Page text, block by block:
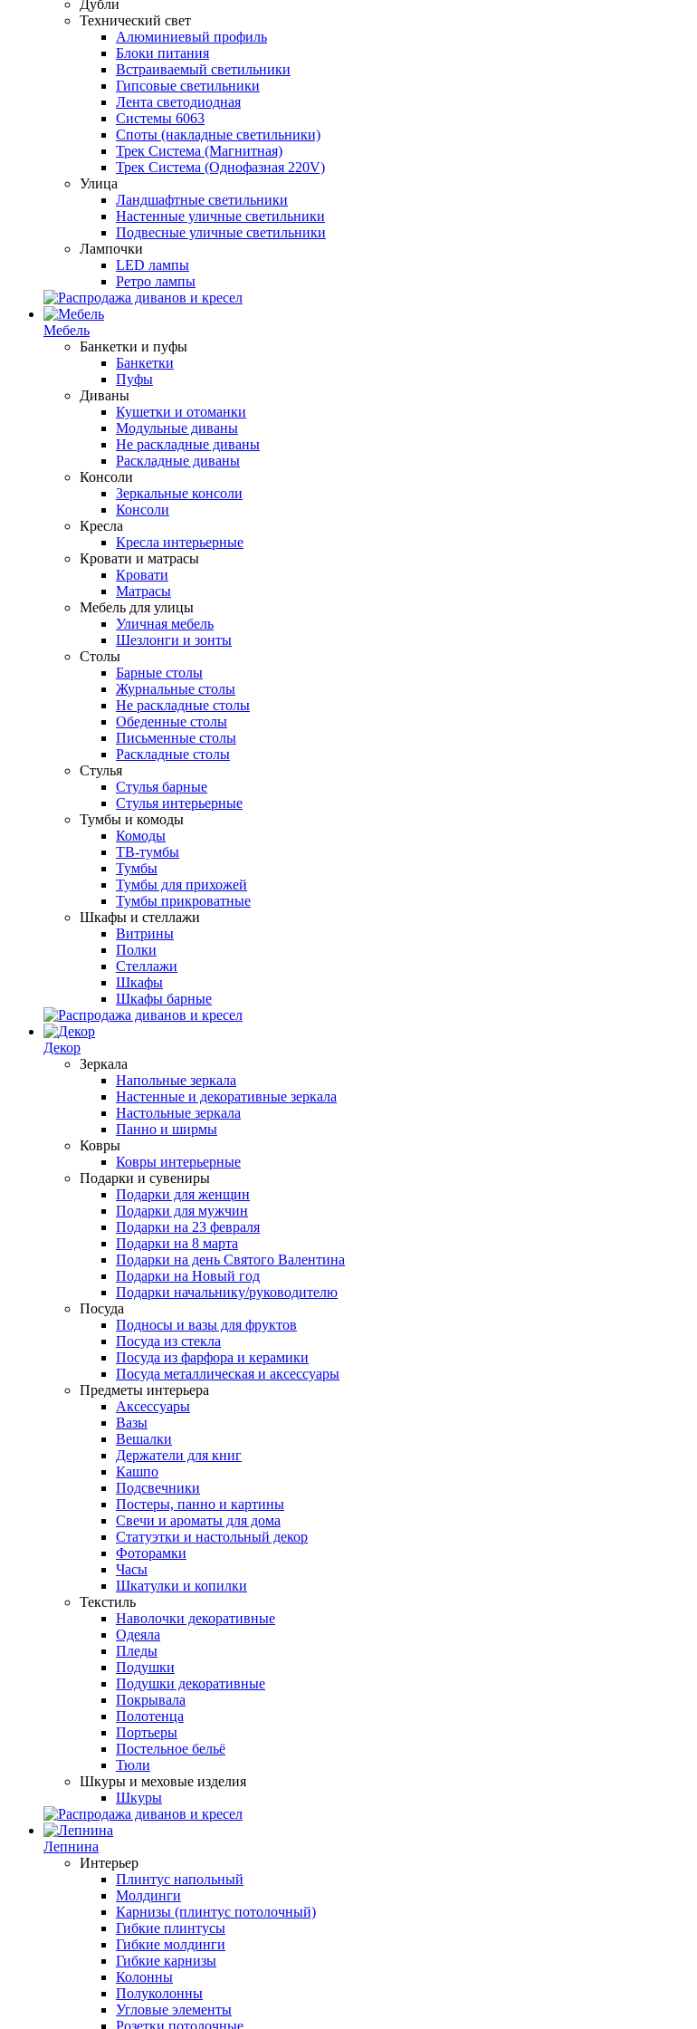
Дубли
Технический свет
Алюминиевый профиль
Блоки питания
Встраиваемый светильники
Гипсовые светильники
Лента светодиодная
Системы 6063
Споты (накладные светильники)
Трек Система (Магнитная)
Трек Система (Однофазная 220V)
Улица
Ландшафтные светильники
Настенные уличные светильники
Подвесные уличные светильники
Лампочки
LED лампы
Ретро лампы
Мебель
Банкетки и пуфы
Банкетки
Пуфы
Диваны
Кушетки и отоманки
Модульные диваны
Не раскладные диваны
Раскладные диваны
Консоли
Зеркальные консоли
Консоли
Кресла
Кресла интерьерные
Кровати и матрасы
Кровати
Матрасы
Мебель для улицы
Уличная мебель
Шезлонги и зонты
Столы
Барные столы
Журнальные столы
Не раскладные столы
Обеденные столы
Письменные столы
Раскладные столы
Стулья
Стулья барные
Стулья интерьерные
Тумбы и комоды
Комоды
ТВ-тумбы
Тумбы
Тумбы для прихожей
Тумбы прикроватные
Шкафы и стеллажи
Витрины
Полки
Стеллажи
Шкафы
Шкафы барные
Декор
Зеркала
Напольные зеркала
Настенные и декоративные зеркала
Настольные зеркала
Панно и ширмы
Ковры
Ковры интерьерные
Подарки и сувениры
Подарки для женщин
Подарки для мужчин
Подарки на 23 февраля
Подарки на 8 марта
Подарки на день Святого Валентина
Подарки на Новый год
Подарки начальнику/руководителю
Посуда
Подносы и вазы для фруктов
Посуда из стекла
Посуда из фарфора и керамики
Посуда металлическая и аксессуары
Предметы интерьера
Аксессуары
Вазы
Вешалки
Держатели для книг
Кашпо
Подсвечники
Постеры, панно и картины
Свечи и ароматы для дома
Статуэтки и настольный декор
Фоторамки
Часы
Шкатулки и копилки
Текстиль
Наволочки декоративные
Одеяла
Пледы
Подушки
Подушки декоративные
Покрывала
Полотенца
Портьеры
Постельное бельё
Тюли
Шкуры и меховые изделия
Шкуры
Лепнина
Интерьер
Плинтус напольный
Молдинги
Карнизы (плинтус потолочный)
Гибкие плинтусы
Гибкие молдинги
Гибкие карнизы
Колонны
Полуколонны
Угловые элементы
Розетки потолочные